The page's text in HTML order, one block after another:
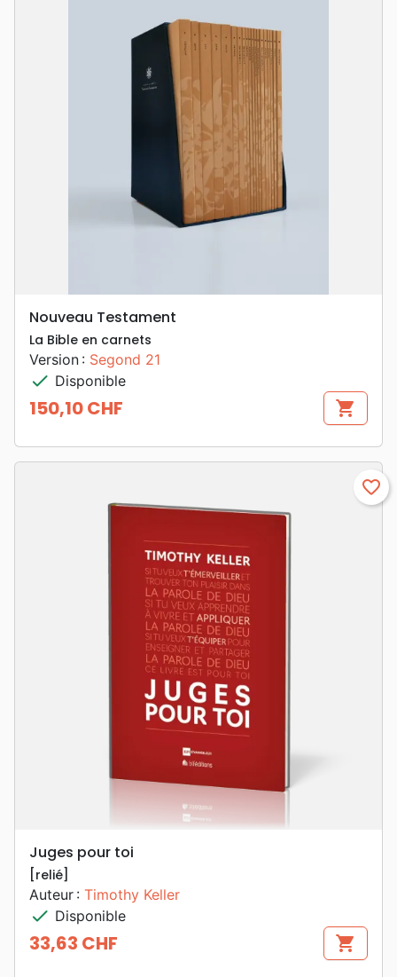
Nouveau Testament
La Bible en carnets
Version : Segond 21
check Disponible
Prix
150,10 CHF shopping_cart
favorite_border
Juges pour toi
[relié]
Auteur : Timothy Keller
check Disponible
Prix
33,63 CHF shopping_cart